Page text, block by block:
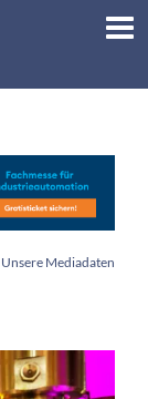
Unsere Mediadaten